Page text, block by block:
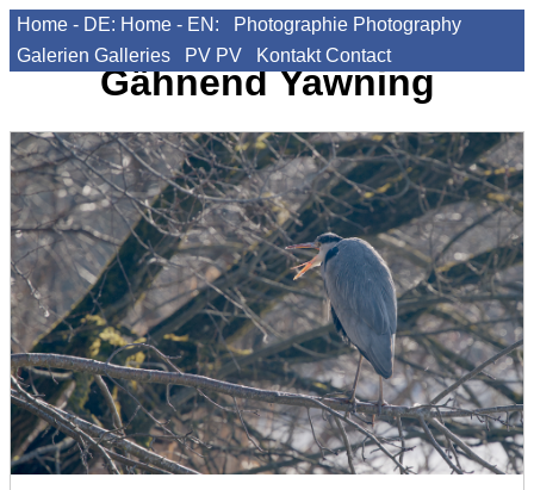
Home - DE: Home - EN: Photographie Photography
Galerien Galleries PV PV Kontakt Contact
GähnendYawning